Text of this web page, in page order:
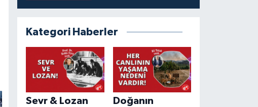
Kategori Haberler
Sevr & Lozan
Doğanın